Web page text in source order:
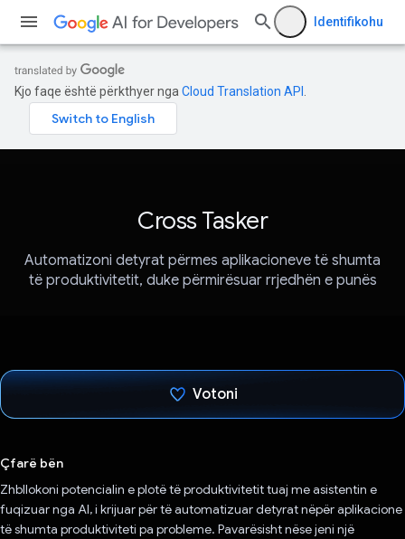
Identifikohu
Kjo faqe është përkthyer nga Cloud Translation API
Cross Tasker
Automatizoni detyrat përmes aplikacioneve të shumta
të produktivitetit, duke përmirësuar rrjedhën e punës
Votoni
Çfarë bën
Zhbllokoni potencialin e plotë të produktivitetit tuaj me asistentin e
fuqizuar nga AI, i krijuar për të automatizuar detyrat nëpër aplikacione
të shumta produktiviteti pa probleme. Pavarësisht nëse jeni një